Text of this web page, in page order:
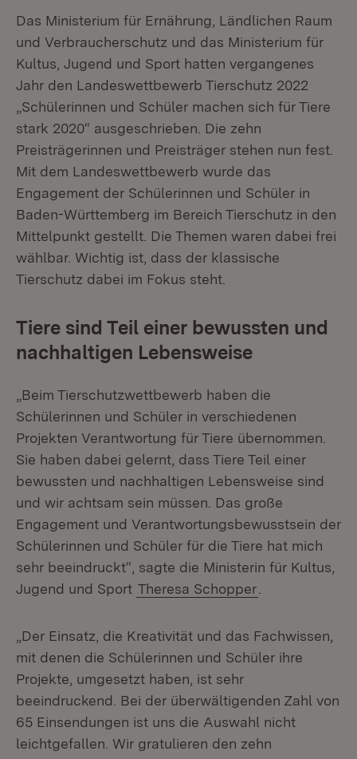
Das Ministerium für Ernährung, Ländlichen Raum
und Verbraucherschutz und das Ministerium für
Kultus, Jugend und Sport hatten vergangenes
Jahr den Landeswettbewerb Tierschutz 2022
„Schülerinnen und Schüler machen sich für Tiere
stark 2020“ ausgeschrieben. Die zehn
Preisträgerinnen und Preisträger stehen nun fest.
Mit dem Landeswettbewerb wurde das
Engagement der Schülerinnen und Schüler in
Baden-Württemberg im Bereich Tierschutz in den
Mittelpunkt gestellt. Die Themen waren dabei frei
wählbar. Wichtig ist, dass der klassische
Tierschutz dabei im Fokus steht.
Tiere sind Teil einer bewussten und
nachhaltigen Lebensweise
„Beim Tierschutzwettbewerb haben die
Schülerinnen und Schüler in verschiedenen
Projekten Verantwortung für Tiere übernommen.
Sie haben dabei gelernt, dass Tiere Teil einer
bewussten und nachhaltigen Lebensweise sind
und wir achtsam sein müssen. Das große
Engagement und Verantwortungsbewusstsein der
Schülerinnen und Schüler für die Tiere hat mich
sehr beeindruckt“, sagte die Ministerin für Kultus,
Jugend und Sport Theresa Schopper
„Der Einsatz, die Kreativität und das Fachwissen,
mit denen die Schülerinnen und Schüler ihre
Projekte, umgesetzt haben, ist sehr
beeindruckend. Bei der überwältigenden Zahl von
65 Einsendungen ist uns die Auswahl nicht
leichtgefallen. Wir gratulieren den zehn